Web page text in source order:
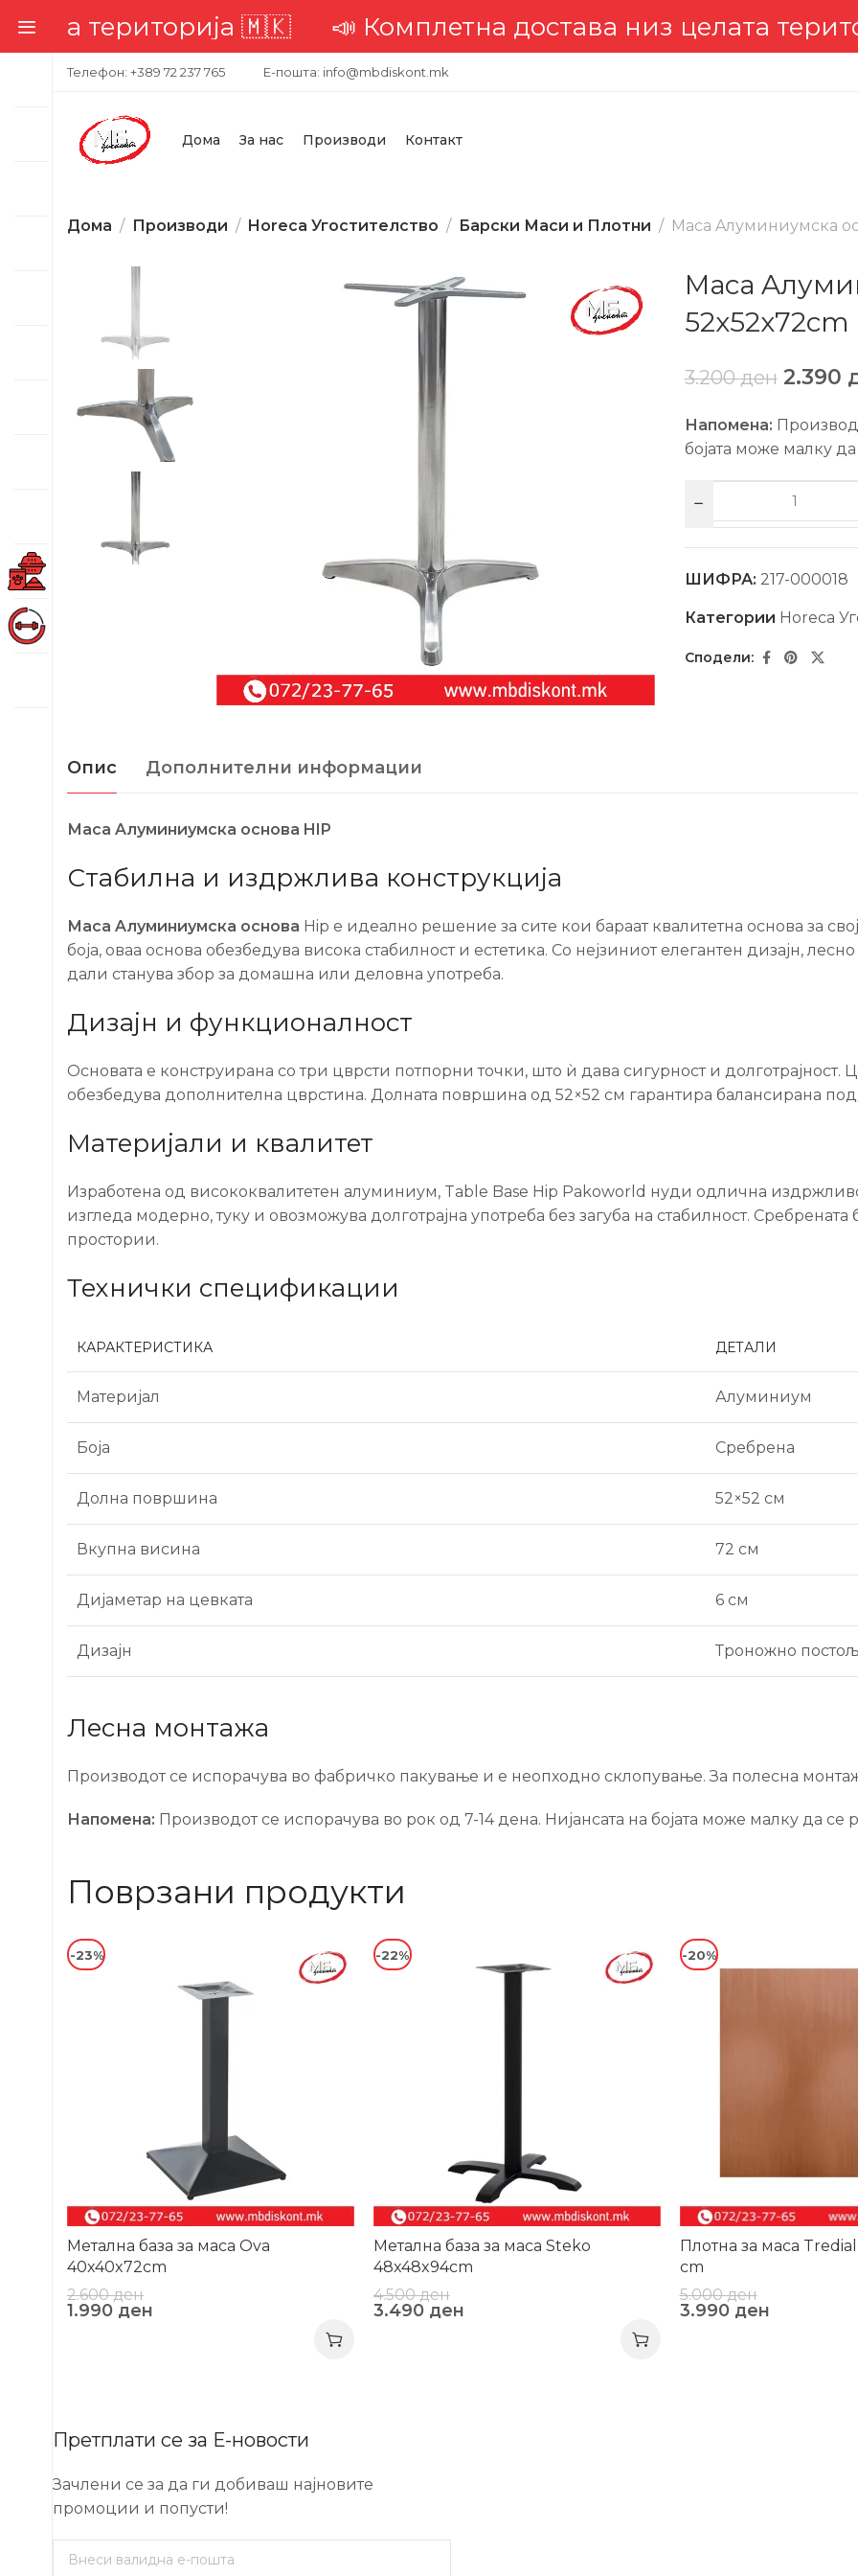
територија 🇲🇰📣 Комплетна достава низ целата
Телефон: +389 72 237 765 Е-пошта: info@mbdiskont.mk
Дома За нас Производи Контакт
Дома Производи Horeca Угостителство Барски Маси и Плотни Маса Aлуминиумска
Маса
52x52x72cm
3.200ден 2.390
Напомена:
бојата може малку
ШИФРА: 217-000018
Категории Horeca
Опис Дополнителни информации
Маса Aлуминиумска основа HIP
Стабилна и издржлива конструкција
Маса Aлуминиумска основа Hip е идеално решение за сите кои бараат квалитетна основа за
боја, оваа основа обезбедува висока стабилност и естетика. Со нејзиниот елегантен дизајн,
дали станува збор за домашна или деловна употреба.
Дизајн и функционалност
Основата е конструирана со три цврсти потпорни точки, што ѝ дава сигурност и долготрајност.
обезбедува дополнителна цврстина. Долната површина од 52×52 см гарантира балансирана
Материјали и квалитет
Изработена од висококвалитетен алуминиум, Table Base Hip Pakoworld нуди одлична
изгледа модерно, туку и овозможува долготрајна употреба без загуба на стабилност.
простории.
Технички спецификации
КАРАКТЕРИСТИКА ДЕТАЛИ
Материјал Алуминиум
Боја Сребрена
Долна површина 52×52 см
Вкупна висина 72 см
Дијаметар на цевката 6 см
Дизајн Троножно
Лесна монтажа
Производот се испорачува во фабричко пакување и е неопходно склопување. За полесна
Напомена: Производот се испорачува во рок од 7-14 дена. Нијансата на бојата може малку да се
Поврзани продукти
-23%
Метална база за маса Ova
40x40x72cm
2.600ден
1.990 ден
-22%
Метална база за маса Steko
48x48x94cm
4.500ден
3.490 ден
-20%
Плотна за маса
cm
5.000ден
3.990 ден
Претплати се за Е-новости
Зачлени се за да ги добиваш најновите
промоции и попусти!